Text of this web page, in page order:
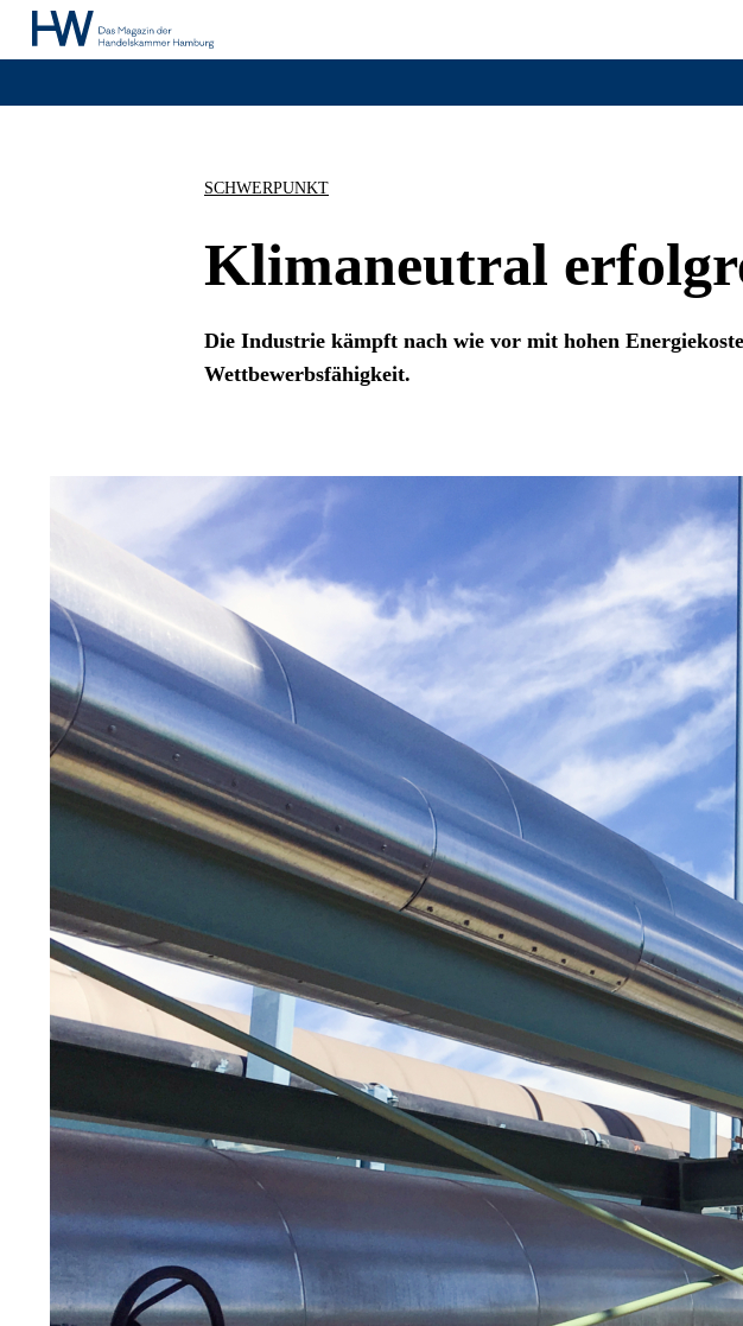
SCHWERPUNKT
Klimaneutral
Die Industrie kämpft nach wie vor mit hohen
Wettbewerbsfähigkeit.